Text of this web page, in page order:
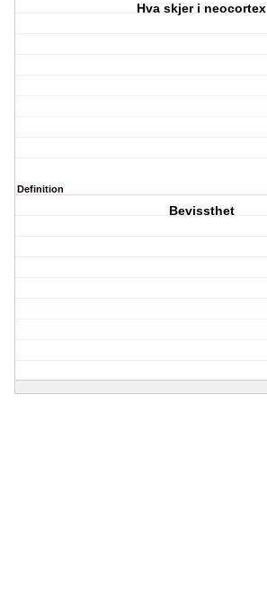
Hva skjer i neocortex
Definition
Bevissthet